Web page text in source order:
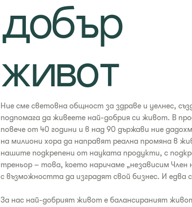
добър
живот
Ние сме световна общност за здраве и уелнес,
подпомага да живеете най-добрия си живот. В
повече от 40 години и в над 90 държави ние
на милиони хора да направят реална промяна в
нашите подкрепени от науката продукти, с
треньор – това, което наричаме „независим Член
с възможността да изградят свой бизнес. И едва
За нас най-добрият живот е балансираният